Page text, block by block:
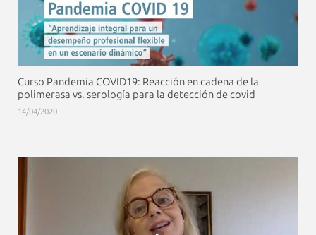
Curso Pandemia COVID19: Reacción en cadena de la
polimerasa vs. serología para la detección de covid
14/04/2020